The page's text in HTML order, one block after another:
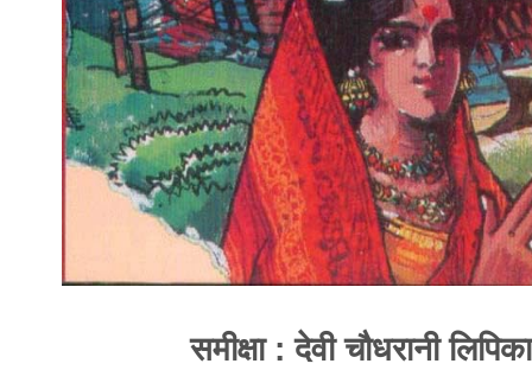
समीक्षा : देवी चौधरानी लिपिका